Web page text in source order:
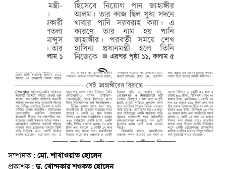
সম্পাদক : মো. শাখাওয়াত হোসেন
প্রকাশক :ড. খোন্দকার শওকত হোসেন